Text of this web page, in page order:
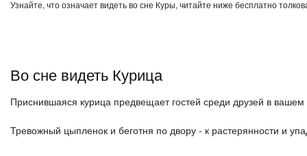
Узнайте, что означает видеть во сне Куры, читайте ниже бесплатно
Во сне видеть Курица
Приснившаяся курица предвещает гостей среди друзей в
Тревожный цыпленок и беготня по двору - к растерянности и